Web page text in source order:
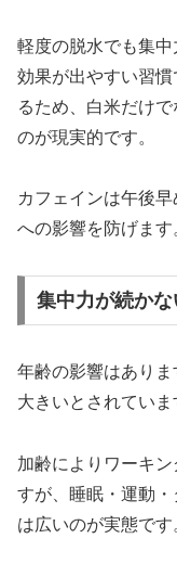
軽度の脱水でも集
効果が出やすい習
るため、白米だけ
のが現実的です。
カフェインは午後
への影響を防げます
集中力が続か
年齢の影響はあり
大きいとされていま
加齢によりワーキ
すが、睡眠・運動
は広いのが実態です